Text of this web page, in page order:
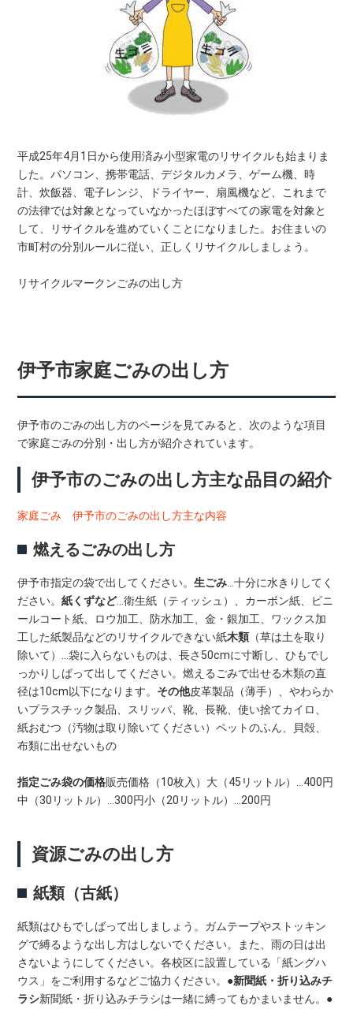
平成25年4月1日から使用済み小型家電のリサイクルも始まりま
した。パソコン、携帯電話、デジタルカメラ、ゲーム機、時
計、炊飯器、電子レンジ、ドライヤー、扇風機など、これまで
の法律では対象となっていなかったほぼすべての家電を対象と
して、リサイクルを進めていくことになりました。お住まいの
市町村の分別ルールに従い、正しくリサイクルしましょう。
リサイクルマークンごみの出し方
伊予市家庭ごみの出し方
伊予市のごみの出し方のページを見てみると、次のような項目
で家庭ごみの分別・出し方が紹介されています。
伊予市のごみの出し方主な品目の紹介
家庭ごみ 伊予市のごみの出し方主な内容
燃えるごみの出し方
伊予市指定の袋で出してください。生ごみ …十分に水きりしてく
ださい。紙くずなど…衛生紙（ティッシュ）、カーボン紙、ビニ
ールコート紙、ロウ加工、防水加工、金・銀加工、ワックス加
工した紙製品などのリサイクルできない紙木類 （草は土を取り
除いて）…袋に入らないものは、長さ50cmに寸断し、ひもでし
っかりしばって出してください。燃えるごみで出せる木類の直
径は10cm以下になります。 その他皮革製品（薄手）、やわらか
いプラスチック製品、スリッパ、靴、長靴、使い捨てカイロ、
紙おむつ（汚物は取り除いてください）ペットのふん、貝殻、
布類に出せないもの
指定ごみ袋の価格販売価格（10枚入）大（45リットル）…400円
中（30リットル）…300円小（20リットル）…200円
資源ごみの出し方
紙類（古紙）
紙類はひもでしばって出しましょう。ガムテープやストッキン
グで縛るような出し方はしないでください。また、雨の日は出
さないようにしてください。各校区に設置している「紙ングハ
ウス」をご利用するなどご協力ください。 ●新聞紙・折り込みチ
ラシ新聞紙・折り込みチラシは一緒に縛ってもかまいません。 ●